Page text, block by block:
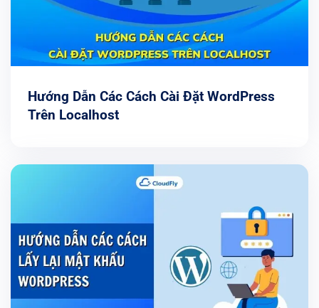
Hướng Dẫn Các Cách Cài Đặt WordPress
Trên Localhost